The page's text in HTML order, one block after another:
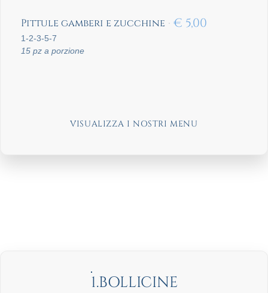
Pittule gamberi e zucchine € 5,00
1-2-3-5-7
15 pz a porzione
VISUALIZZA I NOSTRI MENU
1.BOLLICINE